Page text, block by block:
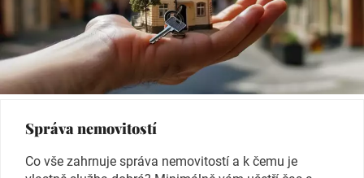
Správa nemovitostí
Co vše zahrnuje správa nemovitostí a k čemu je